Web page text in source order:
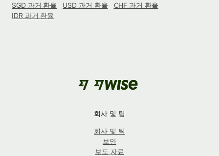
SGD 과거 환율
USD 과거 환율
CHF 과거 환율
IDR 과거 환율
회사 및 팀
회사 및 팀
보안
보도 자료